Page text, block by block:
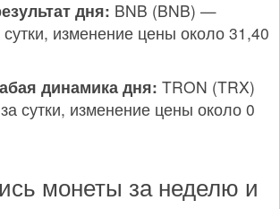
дня: BNB (BNB) —
сутки, изменение цены около 31,40
динамика дня: TRON (TRX)
сутки, изменение цены около 0
монеты за неделю и